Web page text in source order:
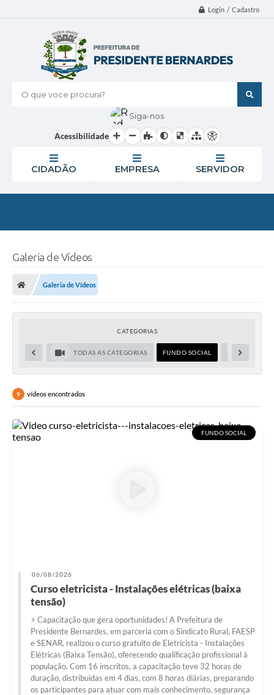
Login / Cadastro
O que voce procura?
Siga-nos
Acessibilidade
CIDADÃO EMPRESA SERVIDOR
Galeria de Vídeos
Galeria de Vídeos
CATEGORIAS
TODAS AS CATEGORIAS FUNDO SOCIAL
9 vídeos encontrados
FUNDO SOCIAL
06/08/2026
Curso eletricista - Instalações elétricas (baixa
tensão)
⚡ Capacitação que gera oportunidades! A Prefeitura de
Presidente Bernardes, em parceria com o Sindicato Rural, FAESP
e SENAR, realizou o curso gratuito de Eletricista - Instalações
Elétricas (Baixa Tensão), oferecendo qualificação profissional à
população. Com 16 inscritos, a capacitação teve 32 horas de
duração, distribuidas em 4 dias, com 8 horas diárias, preparando
os participantes para atuar com mais conhecimento, segurança